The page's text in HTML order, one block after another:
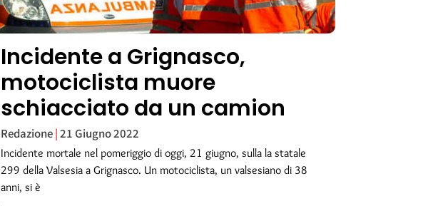
Incidente a Grignasco,
motociclista muore
schiacciato da un camion
Redazione 21 Giugno 2022
Incidente mortale nel pomeriggio di oggi, 21 giugno, sulla la statale
299 della Valsesia a Grignasco. Un motociclista, un valsesiano di 38
anni, si è